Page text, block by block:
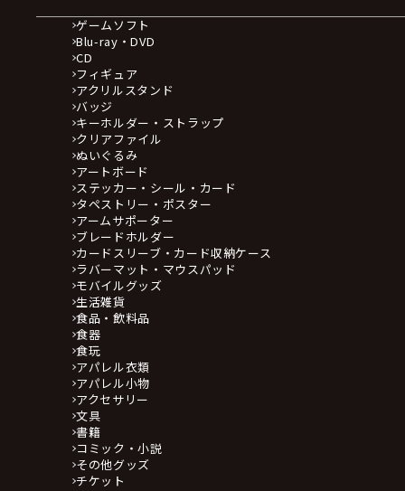
ゲームソフト
Blu-ray・DVD
CD
フィギュア
アクリルスタンド
バッジ
キーホルダー・ストラップ
クリアファイル
ぬいぐるみ
アートボード
ステッカー・シール・カード
タペストリー・ポスター
アームサポーター
ブレードホルダー
カードスリーブ・カード収納ケース
ラバーマット・マウスパッド
モバイルグッズ
生活雑貨
食品・飲料品
食器
食玩
アパレル衣類
アパレル小物
アクセサリー
文具
書籍
コミック・小説
その他グッズ
チケット